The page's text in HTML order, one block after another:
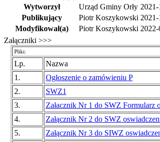
Wytworzył
Urząd Gminy Orły
Publikujący
Piotr Koszykowski
Modyfikował(a)
Piotr Koszykowski
Załączniki >>>
Pliki:
Lp. Nazwa
1.
Ogłoszenie o zamówieniu P
2.
SWZ1
3.
Załacznik Nr 1 do SWZ Formularz
4.
Załącznik Nr 2 do SWZ
5.
Załącznik Nr 3 do SIWZ